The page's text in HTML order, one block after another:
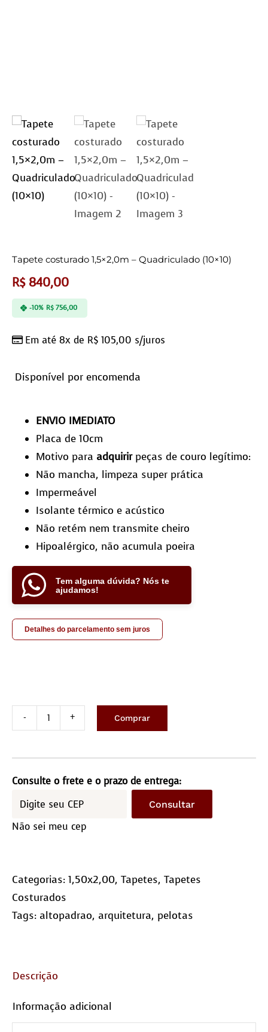
Tapete costurado 1,5×2,0m – Quadriculado (10×10)
R$840,00
Em até 8x de R$ 105,00 s/juros
-10% R$756,00
Disponível por encomenda
ENVIO IMEDIATO
Placa de 10cm
Motivo para adquirirpeças de couro legítimo:
Não mancha, limpeza super prática
Impermeável
Isolante térmico e acústico
Não retém nem transmite cheiro
Hipoalérgico, não acumula poeira
Tem alguma dúvida? Nós te
ajudamos!
Detalhes do parcelamento sem juros
1,5×2,0m
–
Quadriculado
quantidade
Comprar
Consulte o frete e o prazo de entrega:
Consultar
Não sei meu cep
Categorias: 1,50x2,00, Tapetes, Tapetes
Costurados
Tags: altopadrao, arquitetura, pelotas
Descrição
Informação adicional